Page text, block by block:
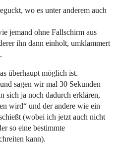
wo es unter anderem auch
jemand ohne Fallschirm aus
ihn dann einholt, umklammert
überhaupt möglich ist.
sagen wir mal 30 Sekunden
sich ja noch dadurch erklären,
wird“ und der andere wie ein
(wobei ich jetzt auch nicht
so eine bestimmte
kann).